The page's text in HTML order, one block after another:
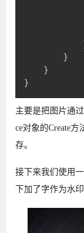
}
}
}
主要是把图片通
ce对象的Create
存。
接下来我们使用
下加了字作为水